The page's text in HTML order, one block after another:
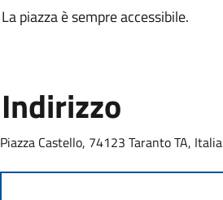
La piazza è sempre accessibile.
Indirizzo
Piazza Castello, 74123 Taranto TA, Italia